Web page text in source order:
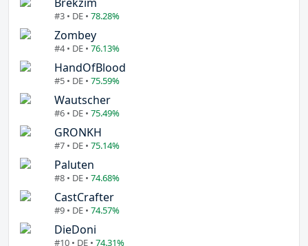
#3 • DE • 78.28%
Zombey
#4 • DE • 76.13%
HandOfBlood
#5 • DE • 75.59%
Wautscher
#6 • DE • 75.49%
GRONKH
#7 • DE • 75.14%
Paluten
#8 • DE • 74.68%
CastCrafter
#9 • DE • 74.57%
DieDoni
#10 • DE • 74.31%